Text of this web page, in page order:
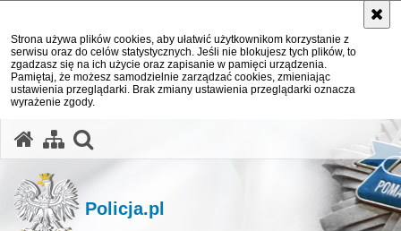
Strona używa plików cookies, aby ułatwić użytkownikom korzystanie z
serwisu oraz do celów statystycznych. Jeśli nie blokujesz tych plików, to
zgadzasz się na ich użycie oraz zapisanie w pamięci urządzenia.
Pamiętaj, że możesz samodzielnie zarządzać cookies, zmieniając
ustawienia przeglądarki. Brak zmiany ustawienia przeglądarki oznacza
wyrażenie zgody.
Policja.pl